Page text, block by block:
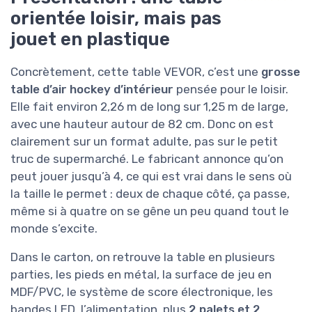
orientée loisir, mais pas
jouet en plastique
Concrètement, cette table VEVOR, c’est une grosse
table d’air hockey d’intérieur pensée pour le loisir.
Elle fait environ 2,26 m de long sur 1,25 m de large,
avec une hauteur autour de 82 cm. Donc on est
clairement sur un format adulte, pas sur le petit
truc de supermarché. Le fabricant annonce qu’on
peut jouer jusqu’à 4, ce qui est vrai dans le sens où
la taille le permet : deux de chaque côté, ça passe,
même si à quatre on se gêne un peu quand tout le
monde s’excite.
Dans le carton, on retrouve la table en plusieurs
parties, les pieds en métal, la surface de jeu en
MDF/PVC, le système de score électronique, les